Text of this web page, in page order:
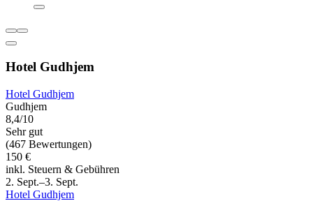
Hotel Gudhjem
Hotel Gudhjem
Gudhjem
8,4/10
Sehr gut
(467 Bewertungen)
150 €
inkl. Steuern & Gebühren
2. Sept.–3. Sept.
Hotel Gudhjem